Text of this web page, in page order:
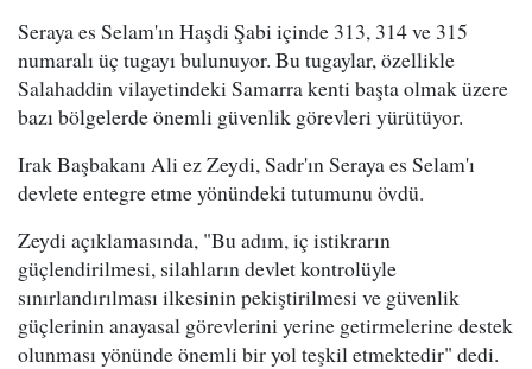
Seraya es Selam'ın Haşdi Şabi içinde 313, 314 ve 315
numaralı üç tugayı bulunuyor. Bu tugaylar, özellikle
Salahaddin vilayetindeki Samarra kenti başta olmak üzere
bazı bölgelerde önemli güvenlik görevleri yürütüyor.
Irak Başbakanı Ali ez Zeydi, Sadr'ın Seraya es Selam'ı
devlete entegre etme yönündeki tutumunu övdü.
Zeydi açıklamasında, "Bu adım, iç istikrarın
güçlendirilmesi, silahların devlet kontrolüyle
sınırlandırılması ilkesinin pekiştirilmesi ve güvenlik
güçlerinin anayasal görevlerini yerine getirmelerine destek
olunması yönünde önemli bir yol teşkil etmektedir" dedi.